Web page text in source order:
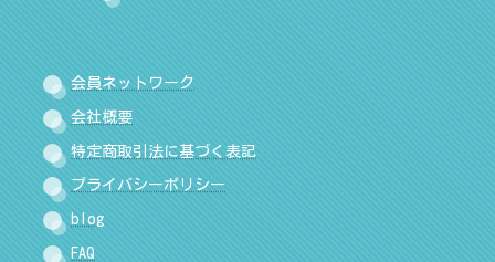
会員ネットワーク
会社概要
特定商取引法に基づく表記
プライバシーポリシー
blog
FAQ